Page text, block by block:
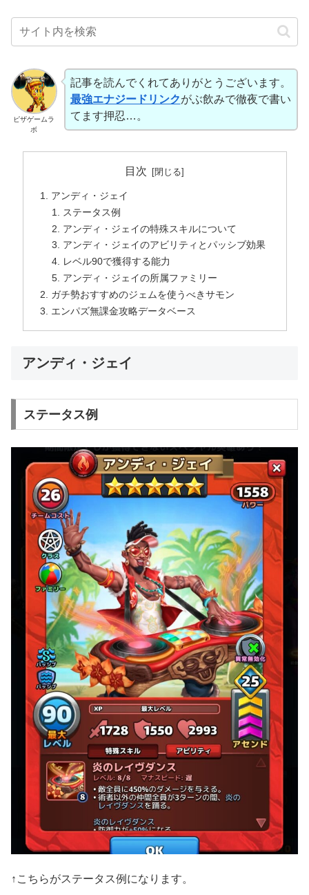
ピザゲームラ
ボ
記事を読んでくれてありがとうございます。
最強エナジードリンクがぶ飲みで徹夜で書い
てます押忍…。
目次
アンディ・ジェイ
ステータス例
アンディ・ジェイの特殊スキルについて
アンディ・ジェイのアビリティとパッシブ効果
レベル90で獲得する能力
アンディ・ジェイの所属ファミリー
ガチ勢おすすめのジェムを使うべきサモン
エンパズ無課金攻略データベース
アンディ・ジェイ
ステータス例
↑こちらがステータス例になります。